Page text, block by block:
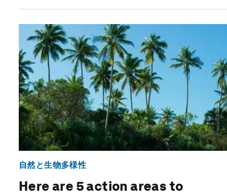
自然と生物多様性
Here are 5 action areas to